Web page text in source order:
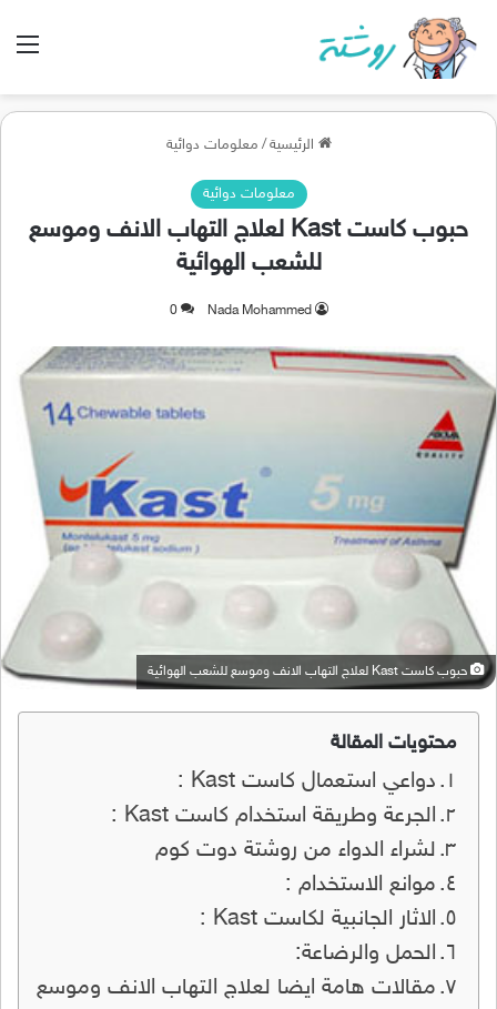
الرئيسية / معلومات دوائية
معلومات دوائية
حبوب كاست Kast لعلاج التهاب الانف وموسع
للشعب الهوائية
Nada Mohammed
0
حبوب كاست Kast لعلاج التهاب الانف وموسع للشعب الهوائية
محتويات المقالة
دواعي استعمال كاست Kast :
الجرعة وطريقة استخدام كاست Kast :
لشراء الدواء من روشتة دوت كوم
موانع الاستخدام :
الاثار الجانبية لكاست Kast :
الحمل والرضاعة:
مقالات هامة ايضا لعلاج التهاب الانف وموسع